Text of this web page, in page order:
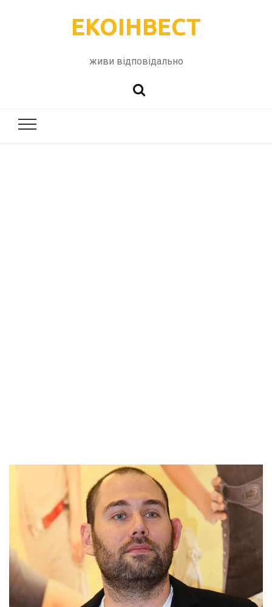
ЕКОІНВЕСТ
живи відповідально